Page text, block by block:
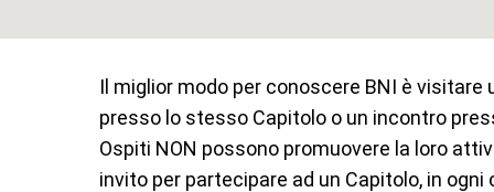
Il miglior modo per conoscere BNI è visitare
presso lo stesso Capitolo o un incontro
Ospiti NON possono promuovere la loro
invito per partecipare ad un Capitolo, in